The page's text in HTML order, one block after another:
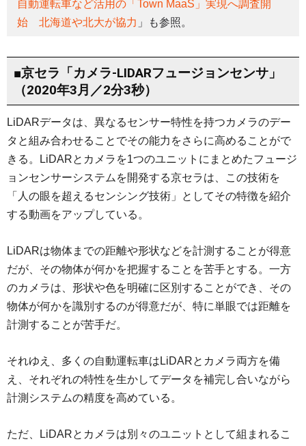
自動運転車など活用の「Town MaaS」実現へ調査開
始 北海道や北大が協力 」も参照。
■京セラ「カメラ-LIDARフュージョンセンサ」
（2020年3月／2分3秒）
LiDARデータは、異なるセンサー特性を持つカメラのデー
タと組み合わせることでその能力をさらに高めることがで
きる。LiDARとカメラを1つのユニットにまとめたフュージ
ョンセンサーシステムを開発する京セラは、この技術を
「人の眼を超えるセンシング技術」としてその特徴を紹介
する動画をアップしている。
LiDARは物体までの距離や形状などを計測することが得意
だが、その物体が何かを把握することを苦手とする。一方
のカメラは、形状や色を明確に区別することができ、その
物体が何かを識別するのが得意だが、特に単眼では距離を
計測することが苦手だ。
それゆえ、多くの自動運転車はLiDARとカメラ両方を備
え、それぞれの特性を生かしてデータを補完し合いながら
計測システムの精度を高めている。
ただ、LiDARとカメラは別々のユニットとして組まれるこ